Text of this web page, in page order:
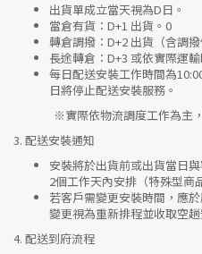
出貨單成立當天視為D日。
當倉有貨： D+1 出貨。0
轉倉調撥： D+2 出貨（含調撥
長途轉倉： D+3 或依實際運輸
每日配送安裝工作時間為
日將停止配送安裝服務。
※實際依物流調度工作為主，
3. 配送安裝通知
安裝將於出貨前或出貨當日
2個工作天內安排（特殊型商
若客戶需變更安裝時間，應
變更視為重新排程並收取空趟
4. 配送到府流程